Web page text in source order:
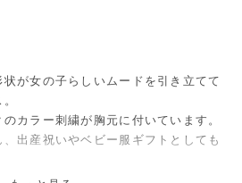
が女の子らしいムードを引き立てて
カラー刺繍が胸元に付いています。
出産祝いやベビー服ギフトとしても